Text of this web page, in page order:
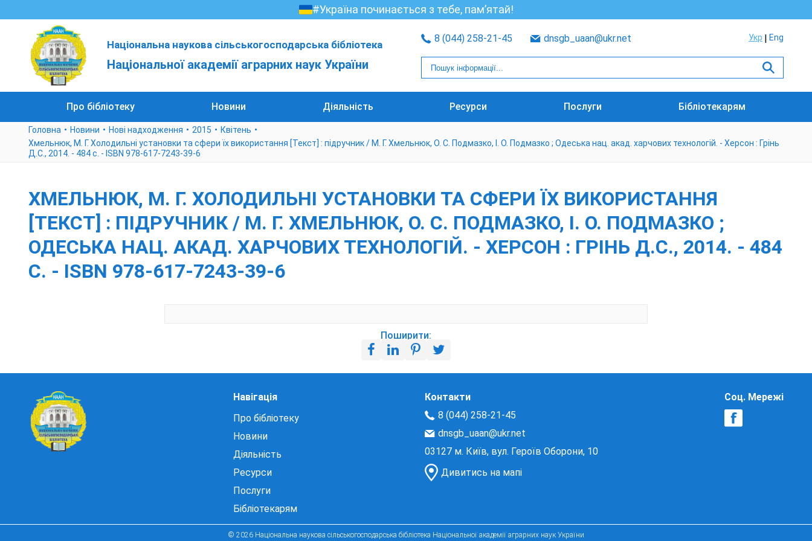
#Україна починається з тебе, пам’ятай!
Національна наукова сільськогосподарська бібліотека
Національної академії аграрних наук України
8 (044) 258-21-45 dnsgb_uaan@ukr.net Укр Eng
Про бібліотеку Новини Діяльність Ресурси Послуги Бібліотекарям
Головна Новини Нові надходження 2015
Квітень
Хмельнюк, М. Г. Холодильні установки та сфери їх використання [Текст] : підручник / М. Г. Хмельнюк, О. С. Подмазко, І. О. Подмазко ; Одеська нац. акад. харчових технологій. - Херсон : Грінь
Д.С., 2014. - 484 с. - ISBN 978-617-7243-39-6
ХМЕЛЬНЮК, М. Г. ХОЛОДИЛЬНІ УСТАНОВКИ ТА СФЕРИ ЇХ ВИКОРИСТАННЯ
[ТЕКСТ] : ПІДРУЧНИК / М. Г. ХМЕЛЬНЮК, О. С. ПОДМАЗКО, І. О. ПОДМАЗКО ;
ОДЕСЬКА НАЦ. АКАД. ХАРЧОВИХ ТЕХНОЛОГІЙ. - ХЕРСОН : ГРІНЬ Д.С., 2014. - 484
С. - ISBN 978-617-7243-39-6
Поширити:
Навігація
Про бібліотеку
Новини
Діяльність
Ресурси
Послуги
Бібліотекарям
Контакти
8 (044) 258-21-45
dnsgb_uaan@ukr.net
03127 м. Київ, вул. Героїв Оборони, 10
Дивитись на мапі
Соц. Мережі
© 2026 Національна наукова сільськогосподарська бібліотека Національної академії аграрних наук України